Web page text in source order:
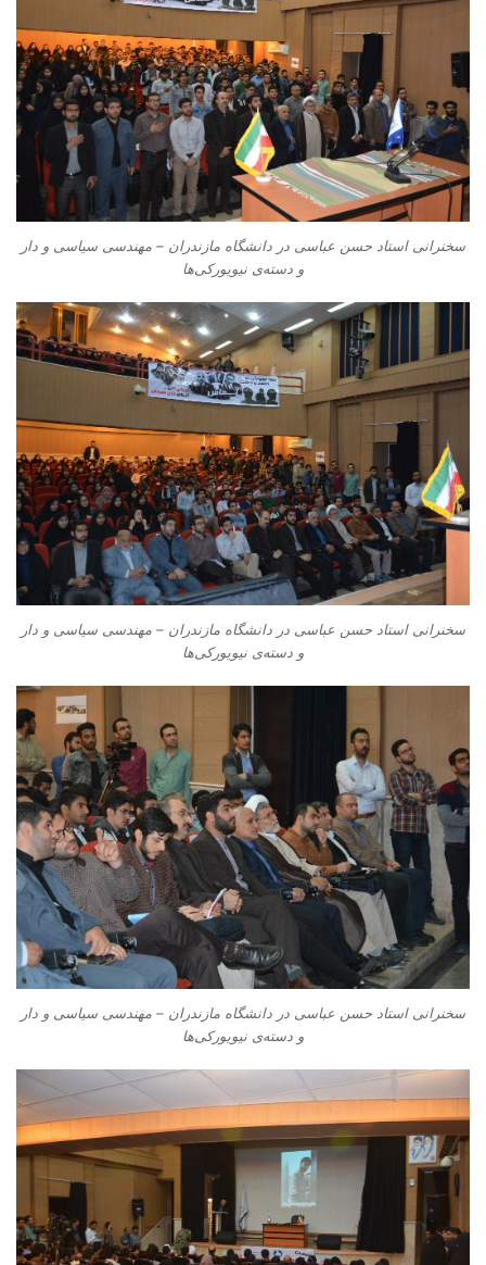
سخنرانی استاد حسن عباسی در دانشگاه مازندران – مهندسی سیاسی و دار
و دسته‌‌ی نیویورکی‌ها
سخنرانی استاد حسن عباسی در دانشگاه مازندران – مهندسی سیاسی و دار
و دسته‌‌ی نیویورکی‌ها
سخنرانی استاد حسن عباسی در دانشگاه مازندران – مهندسی سیاسی و دار
و دسته‌‌ی نیویورکی‌ها